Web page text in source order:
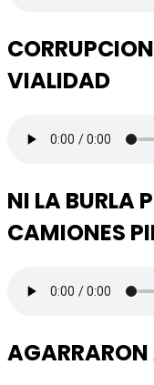
VIALIDAD
NI LA BURLA
CAMIONES